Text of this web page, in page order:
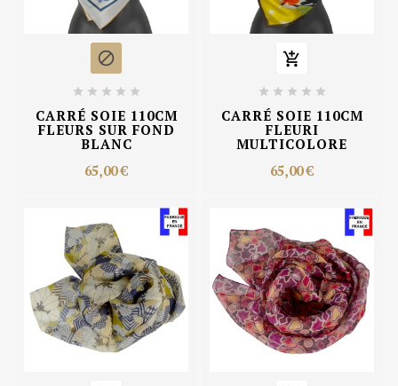

    
CARRÉ SOIE 110CM
FLEURS SUR FOND
BLANC
65,00 €

    
CARRÉ SOIE 110CM
FLEURI
MULTICOLORE
65,00 €